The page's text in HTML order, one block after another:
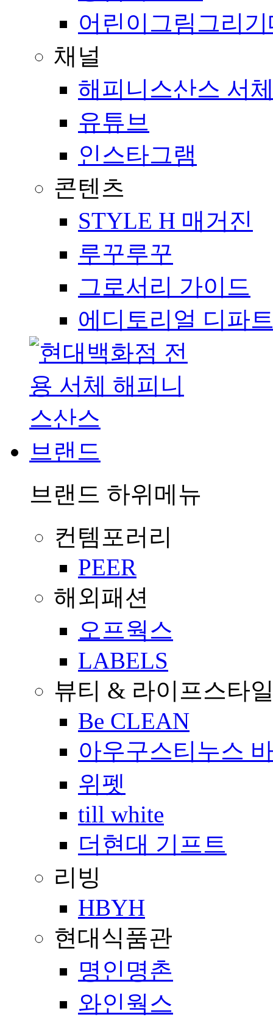
어린이그림그리
채널
해피니스산스 서
유튜브
인스타그램
콘텐츠
STYLE H 매거진
루꾸루꾸
그로서리 가이드
에디토리얼 디파
브랜드
브랜드 하위메뉴
컨템포러리
PEER
해외패션
오프웍스
LABELS
뷰티 & 라이프스타
Be CLEAN
아우구스티누스
위펫
till white
더현대 기프트
리빙
HBYH
현대식품관
명인명촌
와인웍스